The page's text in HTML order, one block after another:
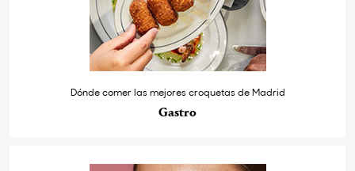
Dónde comer las mejores croquetas de Madrid
Gastro